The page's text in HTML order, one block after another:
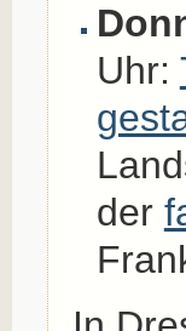
Uhr:
der